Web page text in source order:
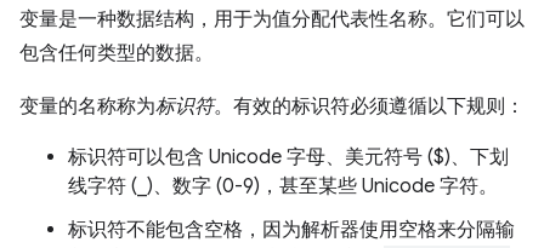
变量是一种数据结构，用于为值分配代表性名称。它们可以
包含任何类型的数据。
变量的名称称为标识符。有效的标识符必须遵循以下规则：
标识符可以包含 Unicode 字母、美元符号 ($)、下划
线字符 (_)、数字 (0-9)，甚至某些 Unicode 字符。
标识符不能包含空格，因为解析器使用空格来分隔输